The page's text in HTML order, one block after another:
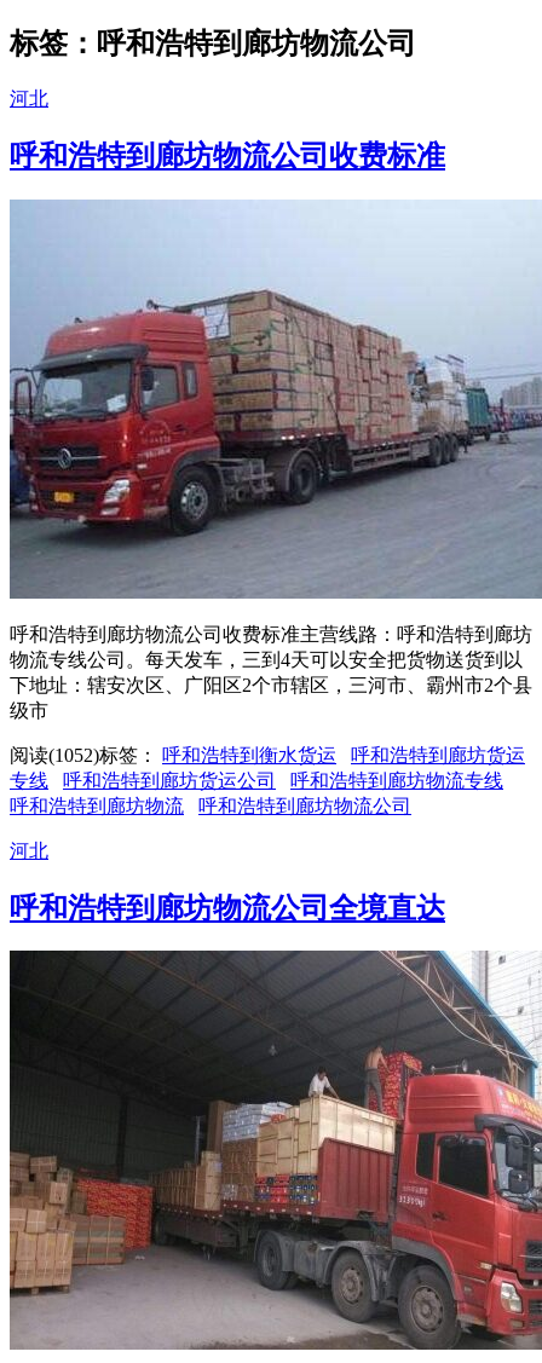
标签：呼和浩特到廊坊物流公司
河北
呼和浩特到廊坊物流公司收费标准
呼和浩特到廊坊物流公司收费标准主营线路：呼和浩特到廊坊
物流专线公司。每天发车，三到4天可以安全把货物送货到以
下地址：辖安次区、广阳区2个市辖区，三河市、霸州市2个县
级市
阅读(1052)标签： 呼和浩特到衡水货运
呼和浩特到廊坊货运
专线
呼和浩特到廊坊货运公司
呼和浩特到廊坊物流专线
呼和浩特到廊坊物流
呼和浩特到廊坊物流公司
河北
呼和浩特到廊坊物流公司全境直达